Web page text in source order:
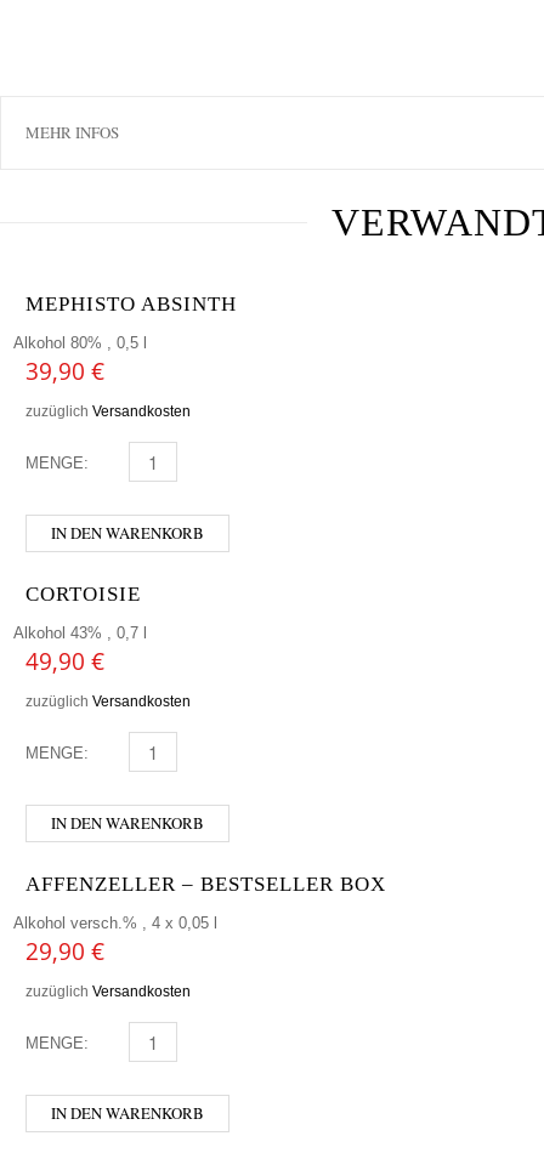
MEHR INFOS
MEPHISTO ABSINTH
Alkohol 80% , 0,5 l
39,90 €
zuzüglich Versandkosten
MENGE: MEPHISTO ABSINTH MENGE
IN DEN WARENKORB
CORTOISIE
Alkohol 43% , 0,7 l
49,90 €
zuzüglich Versandkosten
MENGE: CORTOISIE MENGE
IN DEN WARENKORB
AFFENZELLER – BESTSELLER BOX
Alkohol versch.% , 4 x 0,05 l
29,90 €
zuzüglich Versandkosten
MENGE: AFFENZELLER - BESTSELLER BOX MENGE
IN DEN WARENKORB